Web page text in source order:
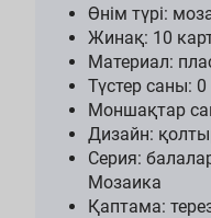
Өнім түрі:
Жинақ: 10
Материал:
Түстер саны: 0
Моншақтар
Дизайн:
Серия:
Мозаика
Қаптама: